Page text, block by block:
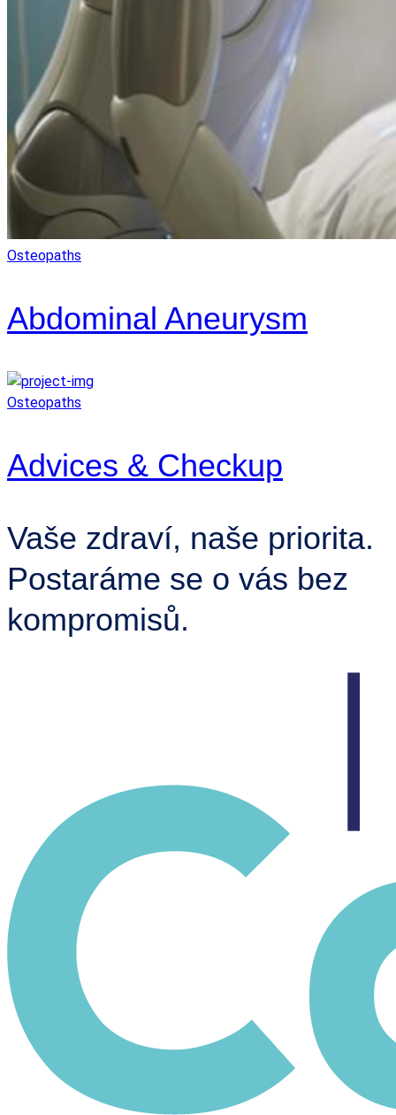
Osteopaths
Abdominal Aneurysm
Osteopaths
Advices & Checkup
Vaše zdraví, naše priorita.
Postaráme se o vás bez
kompromisů.